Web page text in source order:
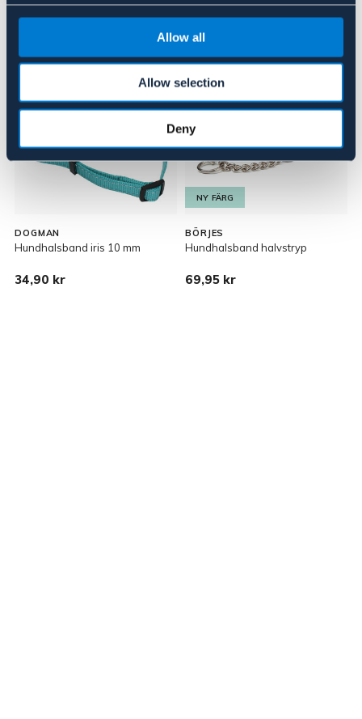
Allow all
Allow selection
Deny
DOGMAN
Hundhalsband iris 10 mm
34,90 kr
NY FÄRG
BÖRJES
Hundhalsband halvstryp
69,95 kr